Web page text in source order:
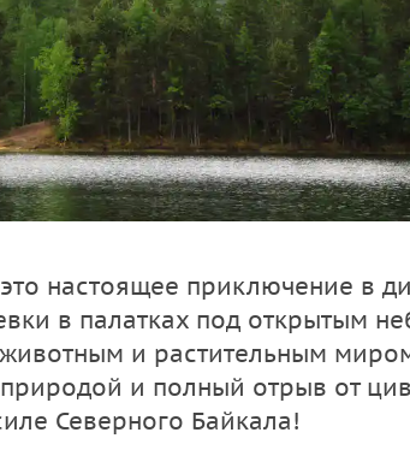
настоящее приключение в
в палатках под открытым
и растительным
и полный отрыв от
Северного Байкала!